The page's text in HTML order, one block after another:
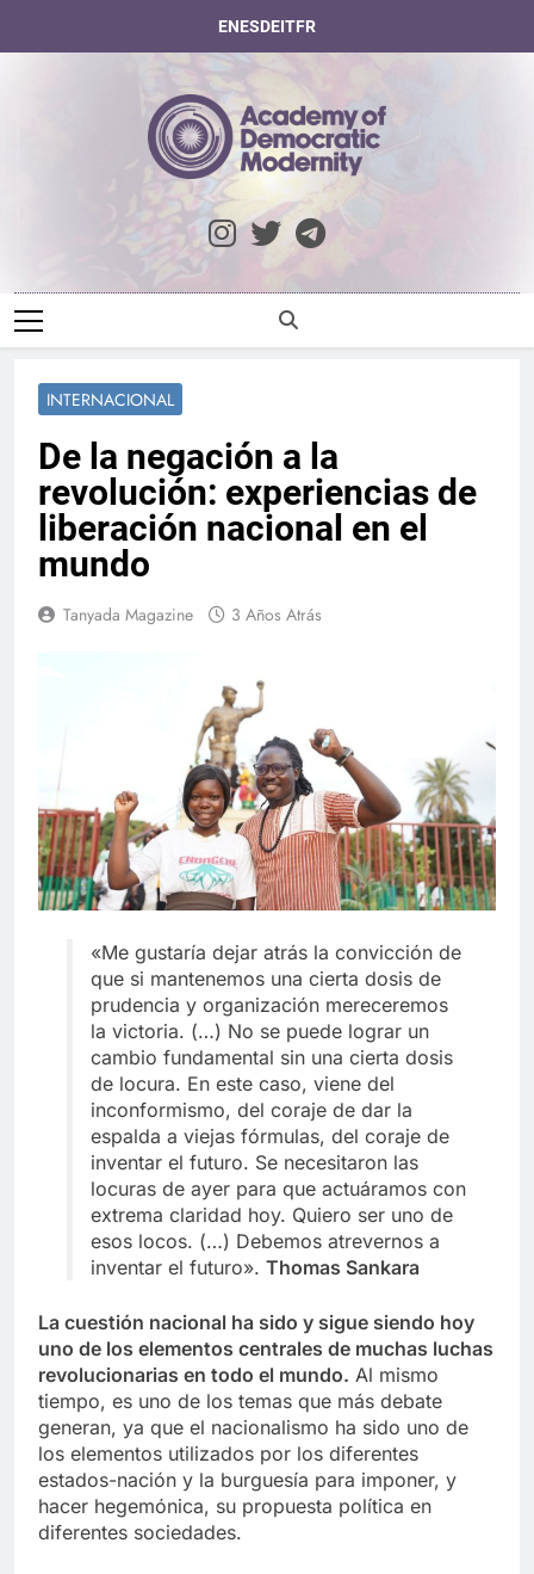
ENESDEITFR
Academy Of
Democratic
Modernity
INTERNACIONAL
De la negación a la
revolución: experiencias de
liberación nacional en el
mundo
Tanyada Magazine 3 Años Atrás
«Me gustaría dejar atrás la convicción de
que si mantenemos una cierta dosis de
prudencia y organización mereceremos
la victoria. (…) No se puede lograr un
cambio fundamental sin una cierta dosis
de locura. En este caso, viene del
inconformismo, del coraje de dar la
espalda a viejas fórmulas, del coraje de
inventar el futuro. Se necesitaron las
locuras de ayer para que actuáramos con
extrema claridad hoy. Quiero ser uno de
esos locos. (…) Debemos atrevernos a
inventar el futuro». Thomas Sankara
La cuestión nacional ha sido y sigue siendo hoy
uno de los elementos centrales de muchas luchas
revolucionarias en todo el mundo. Al mismo
tiempo, es uno de los temas que más debate
generan, ya que el nacionalismo ha sido uno de
los elementos utilizados por los diferentes
estados-nación y la burguesía para imponer, y
hacer hegemónica, su propuesta política en
diferentes sociedades.